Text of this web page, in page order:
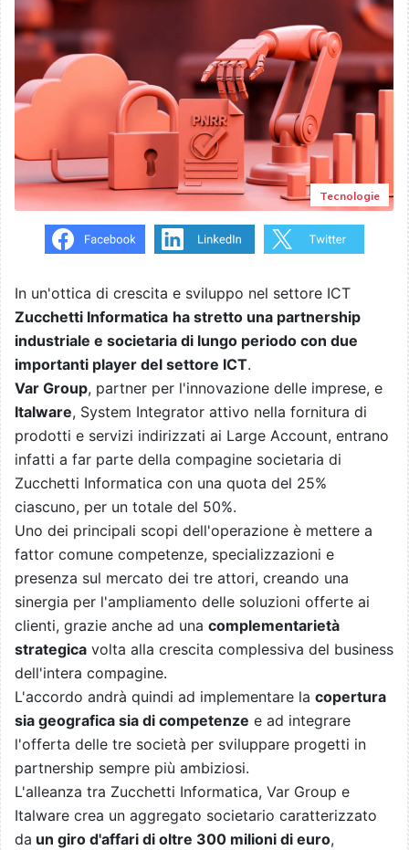
Tecnologie
In un'ottica di crescita e sviluppo nel settore ICT
Zucchetti Informatica ha stretto una partnership
industriale e societaria di lungo periodo con due
importanti player del settore ICT.
Var Group, partner per l'innovazione delle imprese, e
Italware, System Integrator attivo nella fornitura di
prodotti e servizi indirizzati ai Large Account, entrano
infatti a far parte della compagine societaria di
Zucchetti Informatica con una quota del 25%
ciascuno, per un totale del 50%.
Uno dei principali scopi dell'operazione è mettere a
fattor comune competenze, specializzazioni e
presenza sul mercato dei tre attori, creando una
sinergia per l'ampliamento delle soluzioni offerte ai
clienti, grazie anche ad una complementarietà
strategica volta alla crescita complessiva del business
dell'intera compagine.
L'accordo andrà quindi ad implementare la copertura
sia geografica sia di competenze e ad integrare
l'offerta delle tre società per sviluppare progetti in
partnership sempre più ambiziosi.
L'alleanza tra Zucchetti Informatica, Var Group e
Italware crea un aggregato societario caratterizzato
da un giro d'affari di oltre 300 milioni di euro,